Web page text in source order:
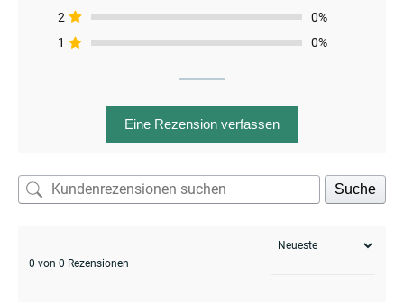
2
0%
1
0%
Eine Rezension verfassen
Suche
0 von 0 Rezensionen